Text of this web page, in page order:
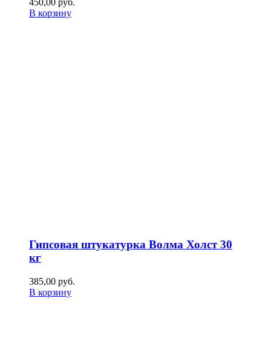
В корзину
Гипсовая штукатурка Волма Холст 30
кг
385,00 руб.
В корзину